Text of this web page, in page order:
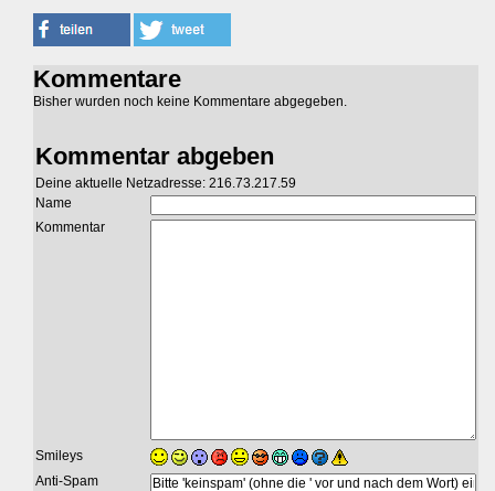
Kommentare
Bisher wurden noch keine Kommentare abgegeben.
Kommentar abgeben
Deine aktuelle Netzadresse: 216.73.217.59
Name
Kommentar
Smileys
Anti-Spam